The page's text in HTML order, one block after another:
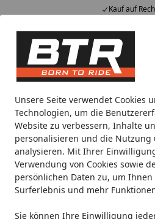
Unsere Seite verwendet Cookies
Technologien, um die
Website zu verbessern, Inhalte
personalisieren und die Nutzung
analysieren. Mit Ihrer
Verwendung von Cookies sowie
persönlichen Daten zu, um
Surferlebnis und mehr
Sie können Ihre Einwilligung
Kauf auf
Alle Produkte
Mein Konto
Suchen
Noch 19 Stunden
Spare bis zu 35% auf
von
Startseite
Metabo für Metabo
Metabo